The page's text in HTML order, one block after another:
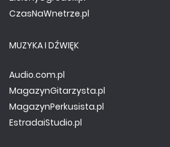
CzasNaWnetrze.pl
MUZYKA I DŹWIĘK
Audio.com.pl
MagazynGitarzysta.pl
MagazynPerkusista.pl
EstradaiStudio.pl